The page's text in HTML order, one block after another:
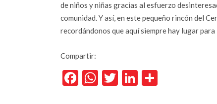
de niños y niñas gracias al esfuerzo
comunidad. Y así, en este pequeño rincón del
recordándonos que aquí siempre hay lugar para
Compartir:
Facebook
WhatsApp
TwitterLinkedIn